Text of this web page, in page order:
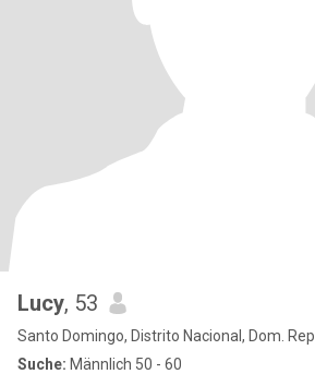
Lucy, 53
Santo Domingo, Distrito Nacional, Dom. Rep.
Suche: Männlich 50 - 60